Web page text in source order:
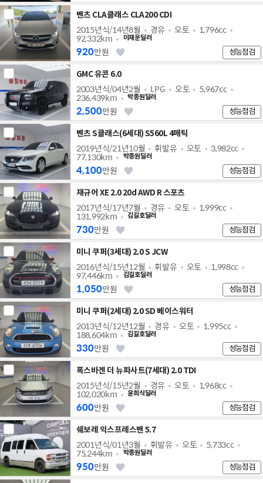
벤츠 CLA클래스 CLA200 CDI
2015년식/14년8월 경유 오토 1,796cc
92,332km 이재운딜러
성능점검
920만원
GMC 유콘 6.0
2003년식/04년2월 LPG 오토 5,967cc
236,439km 박종원딜러
성능점검
2,500만원
벤츠 S클래스(6세대) S560L 4매틱
2019년식/21년10월 휘발유 오토 3,982cc
77,130km 박종원딜러
성능점검
4,100만원
재규어 XE 2.0 20d AWD R 스포츠
2017년식/17년7월 경유 오토 1,999cc
131,992km 김길호딜러
성능점검
730만원
미니 쿠퍼(3세대) 2.0 S JCW
2016년식/15년12월 휘발유 오토 1,998cc
97,446km 김길호딜러
성능점검
1,050만원
미니 쿠퍼(2세대) 2.0 SD 베이스워터
2013년식/12년12월 경유 오토 1,995cc
188,604km 김길호딜러
성능점검
330만원
폭스바겐 더 뉴파사트(7세대) 2.0 TDI
2015년식/15년2월 경유 오토 1,968cc
102,020km 윤희식딜러
성능점검
600만원
쉐보레 익스프레스밴 5.7
2001년식/01년3월 휘발유 오토 5,733cc
75,244km 박종원딜러
성능점검
950만원